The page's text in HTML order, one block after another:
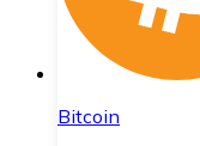
Bitcoin